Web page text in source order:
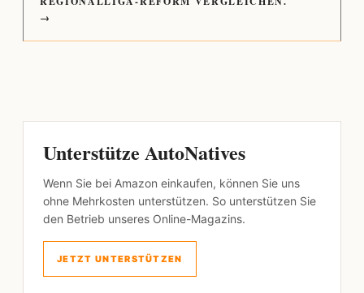
→
Unterstütze AutoNatives
Wenn Sie bei Amazon einkaufen, können Sie uns
ohne Mehrkosten unterstützen. So unterstützen Sie
den Betrieb unseres Online-Magazins.
JETZT UNTERSTÜTZEN